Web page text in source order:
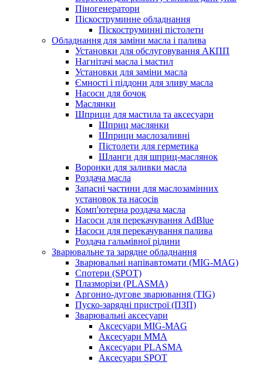
Піногенератори
Піскоструминне обладнання
Піскоструминні пістолети
Обладнання для заміни масла і палива
Установки для обслуговування АКПП
Нагнітачі масла і мастил
Установки для заміни масла
Ємності і піддони для зливу масла
Насоси для бочок
Маслянки
Шприци для мастила та аксесуари
Шприц маслянки
Шприци маслозаливні
Пістолети для герметика
Шланги для шприц-маслянок
Воронки для заливки масла
Роздача масла
Запасні частини для маслозамінних
установок та насосів
Комп'ютерна роздача масла
Насоси для перекачування AdBlue
Насоси для перекачування палива
Роздача гальмівної рідини
Зварювальне та зарядне обладнання
Зварювальні напівавтомати (MIG-MAG)
Спотери (SPOT)
Плазморізи (PLASMA)
Аргонно-дугове зварювання (TIG)
Пуско-зарядні пристрої (ПЗП)
Зварювальні аксесуари
Аксесуари MIG-MAG
Аксесуари MMA
Аксесуари PLASMA
Аксесуари SPOT